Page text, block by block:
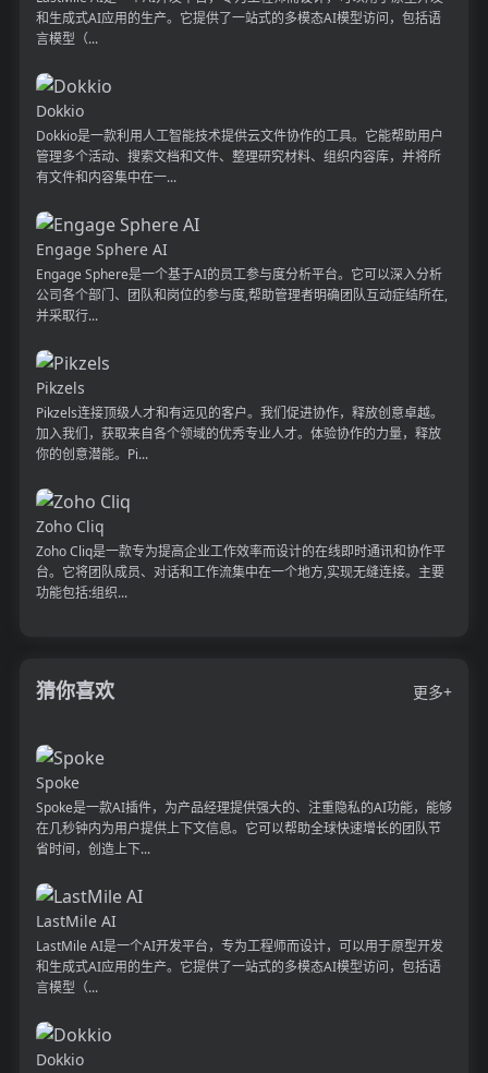
和生成式AI应用的生产。它提供了一站式的多模态AI模型访问，包括语
言模型（...
Dokkio
Dokkio是一款利用人工智能技术提供云文件协作的工具。它能帮助用户
管理多个活动、搜索文档和文件、整理研究材料、组织内容库，并将所
有文件和内容集中在一...
Engage Sphere AI
Engage Sphere是一个基于AI的员工参与度分析平台。它可以深入分析
公司各个部门、团队和岗位的参与度,帮助管理者明确团队互动症结所在,
并采取行...
Pikzels
Pikzels连接顶级人才和有远见的客户。我们促进协作，释放创意卓越。
加入我们，获取来自各个领域的优秀专业人才。体验协作的力量，释放
你的创意潜能。Pi...
Zoho Cliq
Zoho Cliq是一款专为提高企业工作效率而设计的在线即时通讯和协作平
台。它将团队成员、对话和工作流集中在一个地方,实现无缝连接。主要
功能包括:组织...
猜你喜欢 更多+
Spoke
Spoke是一款AI插件，为产品经理提供强大的、注重隐私的AI功能，能够
在几秒钟内为用户提供上下文信息。它可以帮助全球快速增长的团队节
省时间，创造上下...
LastMile AI
LastMile AI是一个AI开发平台，专为工程师而设计，可以用于原型开发
和生成式AI应用的生产。它提供了一站式的多模态AI模型访问，包括语
言模型（...
Dokkio